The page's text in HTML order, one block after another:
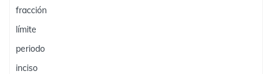
fracción
límite
periodo
inciso